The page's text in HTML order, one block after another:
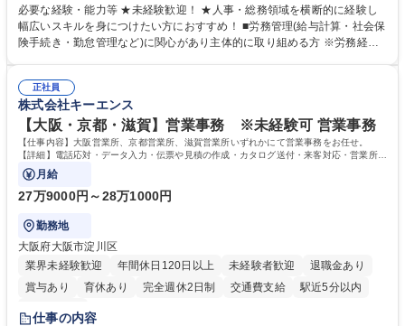
営を支えるゼネラリストをめざせます。 ・初期業務：労働時間管理、給与
計算、社会保険対応、福利厚生管理、安全衛生、健康経営推進等をお任せ
します。ご経験に応じて、休職者管理など、幅広く経験を積んでいただき
幅広く経験を積みたい意欲がある方に最適な環境です。 募集職種 【総
務・人事】未経験歓迎/日立グループ/組織運営を支えるゼネラリストを目
指す
必要な経験・能力等 ★未経験歓迎！ ★人事・総務領域を横断的に経験し
幅広いスキルを身につけたい方におすすめ！ ■労務管理(給与計算・社会保
険手続き・勤怠管理など)に関心があり主体的に取り組める方 ※労務経験
のご経験 ■労務管理（給与計算・社会保険手続き・勤怠管理など）の経験
■衛生管理者の資格をお持ちの方 学歴・資格 学歴：大学院 大学 高専 短大
専修学校 高校 語学力： 資格：
正社員
株式会社キーエンス
【大阪・京都・滋賀】営業事務 ※未経験可 営業事務
【仕事内容】大阪営業所、京都営業所、滋賀営業所いずれかにて営業事務をお任せ。
【詳細】電話応対・データ入力・伝票や見積の作成・カタログ送付・来客対応・営業所内
で発生する事務業務や業務改善をお任せ。
月給
27万9000円～28万1000円
勤務地
大阪府大阪市淀川区
業界未経験歓迎
年間休日120日以上 未経験者歓迎
退職金あり
賞与あり
育休あり 完全週休2日制 交通費支給
駅近5分以内
土日祝休み
仕事の内容